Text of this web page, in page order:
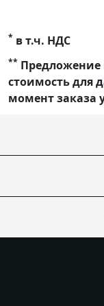
* в т.ч. НДС
** Предложение
стоимость для
момент заказа